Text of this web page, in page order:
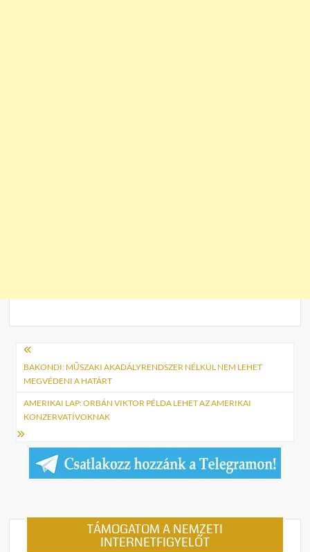
Bejegyzés
navigáció
BAKONDI: MŰSZAKI AKADÁLYRENDSZER NÉLKÜL NEM LEHET
MEGVÉDENI A HATÁRT
AMERIKAI LAP: ORBÁN VIKTOR PÉLDA LEHET AZ AMERIKAI
KONZERVATÍVOKNAK
TÁMOGATOM A NEMZETI
INTERNETFIGYELŐT